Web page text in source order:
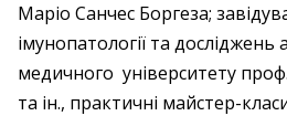
Маріо Санчес Боргеза;
імунопатології та досліджень
медичного університету
та ін., практичні майстер-